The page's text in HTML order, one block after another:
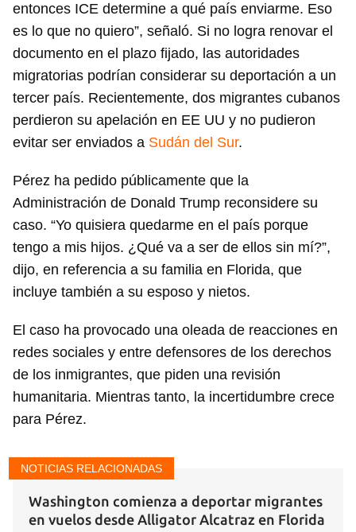
entonces ICE determine a qué país enviarme. Eso
es lo que no quiero”, señaló. Si no logra renovar el
documento en el plazo fijado, las autoridades
migratorias podrían considerar su deportación a un
tercer país. Recientemente, dos migrantes cubanos
perdieron su apelación en EE UU y no pudieron
evitar ser enviados a Sudán del Sur.
Pérez ha pedido públicamente que la
Administración de Donald Trump reconsidere su
caso. “Yo quisiera quedarme en el país porque
tengo a mis hijos. ¿Qué va a ser de ellos sin mí?”,
dijo, en referencia a su familia en Florida, que
incluye también a su esposo y nietos.
El caso ha provocado una oleada de reacciones en
redes sociales y entre defensores de los derechos
de los inmigrantes, que piden una revisión
humanitaria. Mientras tanto, la incertidumbre crece
para Pérez.
NOTICIAS RELACIONADAS
Washington comienza a deportar migrantes
en vuelos desde Alligator Alcatraz en Florida